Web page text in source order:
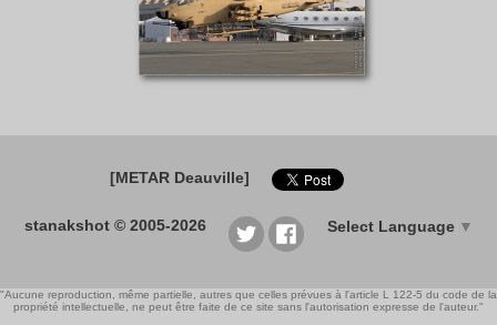
[METAR Deauville]
stanakshot © 2005-2026 Select Language ▼
"Aucune reproduction, même partielle, autres que celles prévues à l'article L 122-5 du code de la
propriété intellectuelle, ne peut être faite de ce site sans l'autorisation expresse de l'auteur."